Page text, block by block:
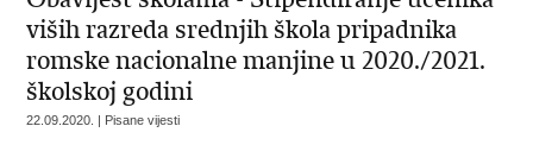
viših razreda srednjih škola pripadnika
romske nacionalne manjine u 2020./2021.
školskoj godini
22.09.2020. | Pisane vijesti